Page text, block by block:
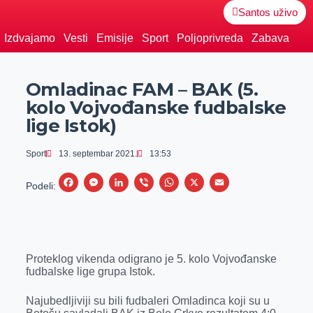
Santos uživo
Izdvajamo Vesti Emisije Sport Poljoprivreda Zabava
Omladinac FAM – BAK (5.
kolo Vojvođanske fudbalske
lige Istok)
Sport 13. septembar 2021. 13:53
Podeli:
F
b
o
o
M
e
n
g
L
e
I
V
r
W
s
p
X
E
l
Proteklog vikenda odigrano je 5. kolo Vojvođanske
fudbalske lige grupa Istok.
Najubedljiviji su bili fudbaleri Omladinca koji su u